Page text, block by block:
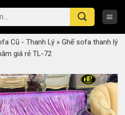
Cũ - Thanh Lý» Ghế sofa thanh lý
giá rẻ TL-72